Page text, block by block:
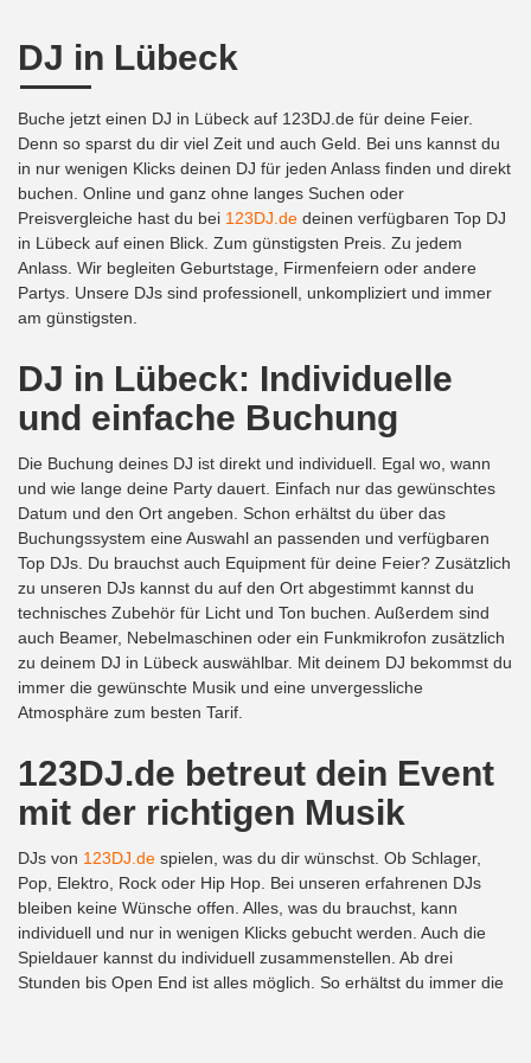
DJ in Lübeck
Buche jetzt einen DJ in Lübeck auf 123DJ.de für deine Feier.
Denn so sparst du dir viel Zeit und auch Geld. Bei uns kannst du
in nur wenigen Klicks deinen DJ für jeden Anlass finden und direkt
buchen. Online und ganz ohne langes Suchen oder
Preisvergleiche hast du bei 123DJ.de deinen verfügbaren Top DJ
in Lübeck auf einen Blick. Zum günstigsten Preis. Zu jedem
Anlass. Wir begleiten Geburtstage, Firmenfeiern oder andere
Partys. Unsere DJs sind professionell, unkompliziert und immer
am günstigsten.
DJ in Lübeck: Individuelle
und einfache Buchung
Die Buchung deines DJ ist direkt und individuell. Egal wo, wann
und wie lange deine Party dauert. Einfach nur das gewünschtes
Datum und den Ort angeben. Schon erhältst du über das
Buchungssystem eine Auswahl an passenden und verfügbaren
Top DJs. Du brauchst auch Equipment für deine Feier? Zusätzlich
zu unseren DJs kannst du auf den Ort abgestimmt kannst du
technisches Zubehör für Licht und Ton buchen. Außerdem sind
auch Beamer, Nebelmaschinen oder ein Funkmikrofon zusätzlich
zu deinem DJ in Lübeck auswählbar. Mit deinem DJ bekommst du
immer die gewünschte Musik und eine unvergessliche
Atmosphäre zum besten Tarif.
123DJ.de betreut dein Event
mit der richtigen Musik
DJs von 123DJ.de spielen, was du dir wünschst. Ob Schlager,
Pop, Elektro, Rock oder Hip Hop. Bei unseren erfahrenen DJs
bleiben keine Wünsche offen. Alles, was du brauchst, kann
individuell und nur in wenigen Klicks gebucht werden. Auch die
Spieldauer kannst du individuell zusammenstellen. Ab drei
Stunden bis Open End ist alles möglich. So erhältst du immer die